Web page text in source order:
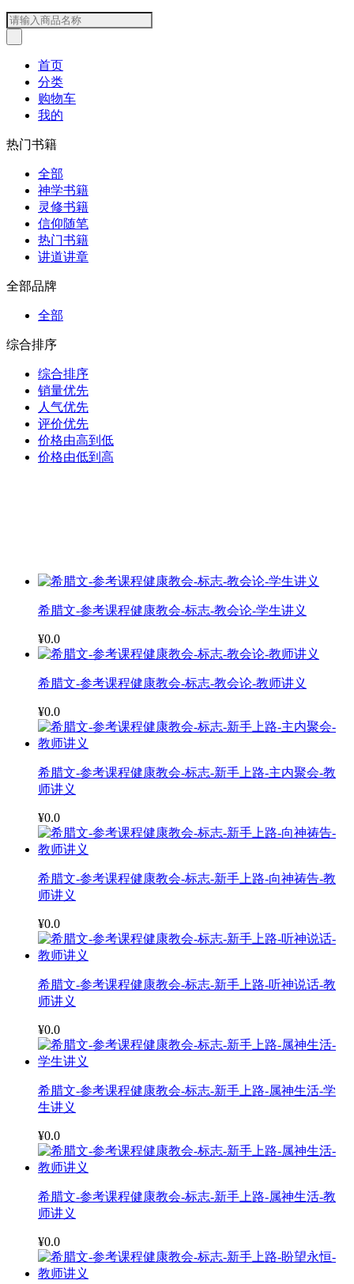
首页
分类
购物车
我的
热门书籍
全部
神学书籍
灵修书籍
信仰随笔
热门书籍
讲道讲章
全部品牌
全部
综合排序
综合排序
销量优先
人气优先
评价优先
价格由高到低
价格由低到高
希腊文-参考课程健康教会-标志-教会论-学生讲义
¥0.0
希腊文-参考课程健康教会-标志-教会论-教师讲义
¥0.0
希腊文-参考课程健康教会-标志-新手上路-主内聚会-教
师讲义
¥0.0
希腊文-参考课程健康教会-标志-新手上路-向神祷告-教
师讲义
¥0.0
希腊文-参考课程健康教会-标志-新手上路-听神说话-教
师讲义
¥0.0
希腊文-参考课程健康教会-标志-新手上路-属神生活-学
生讲义
¥0.0
希腊文-参考课程健康教会-标志-新手上路-属神生活-教
师讲义
¥0.0